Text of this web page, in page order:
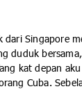
dari Singapore
duduk
kat depan
Cuba.